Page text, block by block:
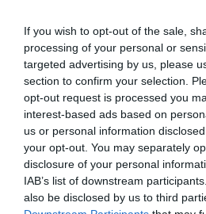
If you wish to opt-out of the sale,
processing of your personal or
targeted advertising by us, please
section to confirm your selection.
opt-out request is processed you
interest-based ads based on
us or personal information
your opt-out. You may separately
disclosure of your personal
IAB’s list of downstream
also be disclosed by us to third
FacebookTwitterPinterest
Juan Trippe
Ça sent l’acquisition de Smartwings